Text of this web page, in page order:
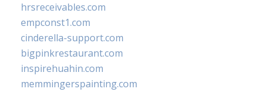
hrsreceivables.com
empconst1.com
cinderella-support.com
bigpinkrestaurant.com
inspirehuahin.com
memmingerspainting.com